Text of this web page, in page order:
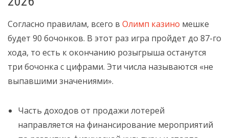
Согласно правилам, всего в Олимп казино мешке
будет 90 бочонков. В этот раз игра пройдет до 87-го
хода, то есть к окончанию розыгрыша останутся
три бочонка с цифрами. Эти числа называются «не
выпавшими значениями».
Часть доходов от продажи лотерей
направляется на финансирование мероприятий